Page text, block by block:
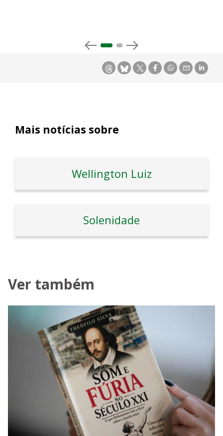
Mais notícias sobre
Wellington Luiz
Solenidade
Ver também